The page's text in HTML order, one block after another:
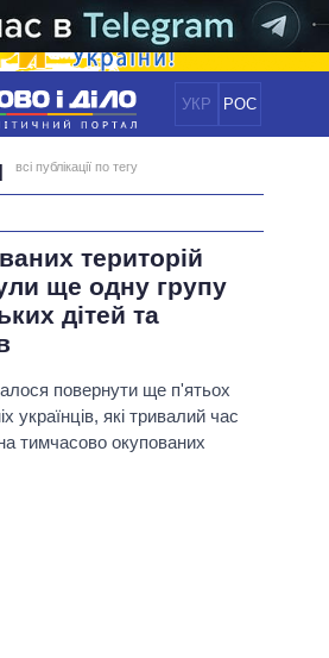
УКР РОС
НОВИНИ
ЕКОНОМІКА
СУСПІЛЬСТВО
СВІТ
ПОЛIТИКИ
ПІДТРИМАТИ
ПОЛІТИКІВ
всі публікації по тегу
територій
ще одну групу
дітей та
повернути ще п'ятьох
українців, які тривалий час
тимчасово окупованих